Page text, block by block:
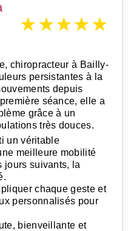
★★★★★
chiropracteur à Bailly-
persistantes à la
depuis
séance, elle a
grâce à un
très douces.
un véritable
meilleure mobilité
jours suivants, la
chaque geste et
personnalisés pour
bienveillante et